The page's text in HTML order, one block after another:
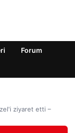
Forum
ziyaret etti –